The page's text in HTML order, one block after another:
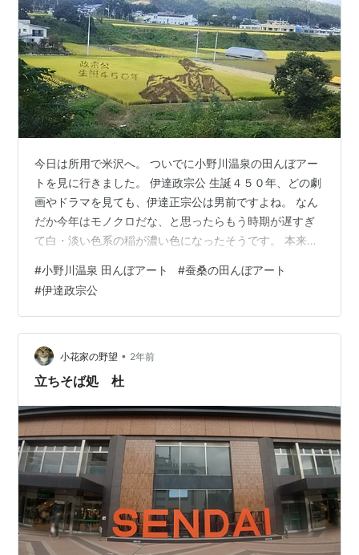
今日は所用で米沢へ。 ついでに小野川温泉の田んぼアー
トを見に行きました。 伊達政宗公 生誕４５０年、どの劇
画やドラマを見ても、伊達正宗公は男前ですよね。 なん
だか今年はモノクロだな、と思ったらもう時期が遅すぎ
て白・淡い色系の稲が濃い色になったそうです。 本来は
後は申込み希望者で稲刈りらしいです。 そして米沢から
の帰り道、この前見た白鷹町の田んぼアートへ。 lele-
mmw.hatenablog.com 周りの稲が刈り取られていまし
た。 描かれたのは、「おかいこ姫とカメ」のようです
ね。 どちらの田んぼアートも、丘の上から見た時に、見
栄えが良い…
#小野川温泉 田んぼアート #蚕桑の田んぼアート
#伊達政宗公
小花家の野望 • 2年前
立ちそば処 杜